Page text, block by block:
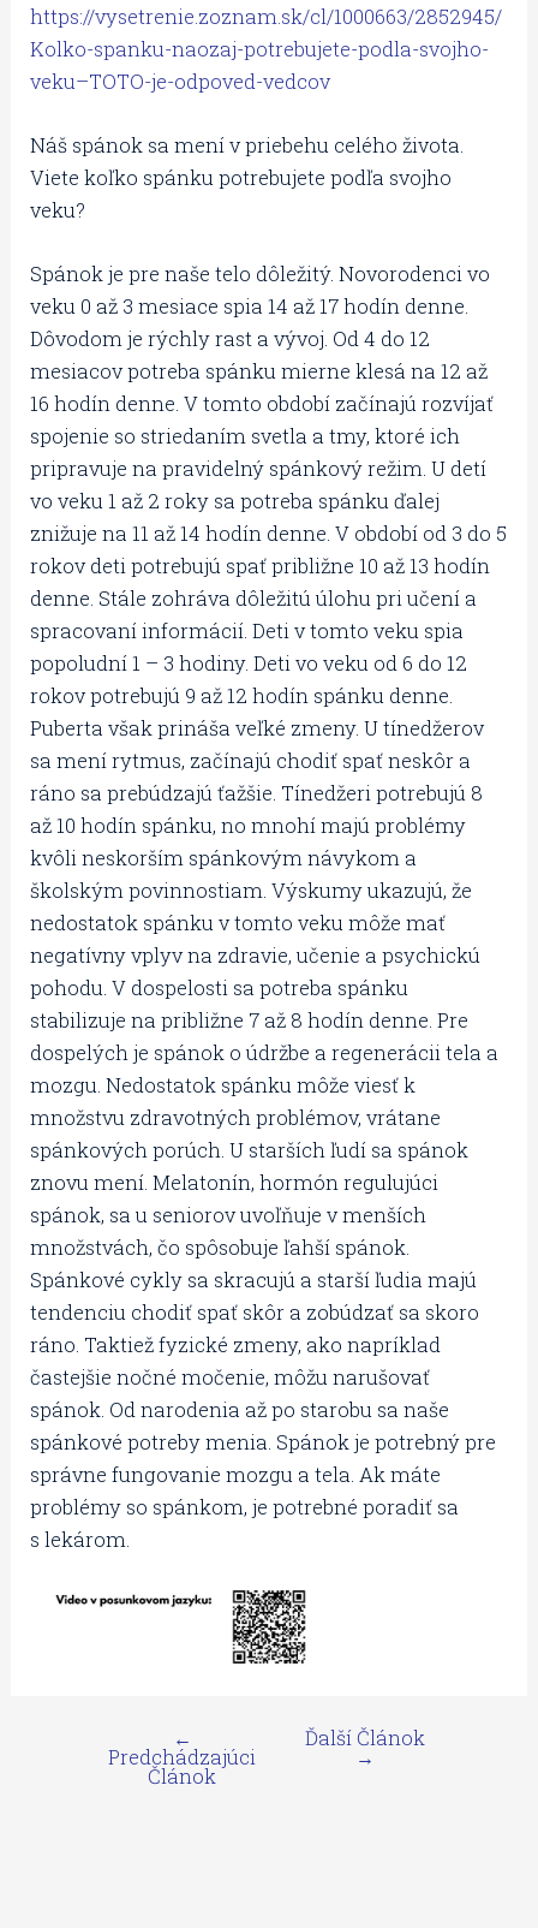
https://vysetrenie.zoznam.sk/cl/1000663/2852945/
Kolko-spanku-naozaj-potrebujete-podla-svojho-
veku–TOTO-je-odpoved-vedcov
Náš spánok sa mení v priebehu celého života.
Viete koľko spánku potrebujete podľa svojho
veku?
Spánok je pre naše telo dôležitý. Novorodenci vo
veku 0 až 3 mesiace spia 14 až 17 hodín denne.
Dôvodom je rýchly rast a vývoj. Od 4 do 12
mesiacov potreba spánku mierne klesá na 12 až
16 hodín denne. V tomto období začínajú rozvíjať
spojenie so striedaním svetla a tmy, ktoré ich
pripravuje na pravidelný spánkový režim. U detí
vo veku 1 až 2 roky sa potreba spánku ďalej
znižuje na 11 až 14 hodín denne. V období od 3 do 5
rokov deti potrebujú spať približne 10 až 13 hodín
denne. Stále zohráva dôležitú úlohu pri učení a
spracovaní informácií. Deti v tomto veku spia
popoludní 1 – 3 hodiny. Deti vo veku od 6 do 12
rokov potrebujú 9 až 12 hodín spánku denne.
Puberta však prináša veľké zmeny. U tínedžerov
sa mení rytmus, začínajú chodiť spať neskôr a
ráno sa prebúdzajú ťažšie. Tínedžeri potrebujú 8
až 10 hodín spánku, no mnohí majú problémy
kvôli neskorším spánkovým návykom a
školským povinnostiam. Výskumy ukazujú, že
nedostatok spánku v tomto veku môže mať
negatívny vplyv na zdravie, učenie a psychickú
pohodu. V dospelosti sa potreba spánku
stabilizuje na približne 7 až 8 hodín denne. Pre
dospelých je spánok o údržbe a regenerácii tela a
mozgu. Nedostatok spánku môže viesť k
množstvu zdravotných problémov, vrátane
spánkových porúch. U starších ľudí sa spánok
znovu mení. Melatonín, hormón regulujúci
spánok, sa u seniorov uvoľňuje v menších
množstvách, čo spôsobuje ľahší spánok.
Spánkové cykly sa skracujú a starší ľudia majú
tendenciu chodiť spať skôr a zobúdzať sa skoro
ráno. Taktiež fyzické zmeny, ako napríklad
častejšie nočné močenie, môžu narušovať
spánok. Od narodenia až po starobu sa naše
spánkové potreby menia. Spánok je potrebný pre
správne fungovanie mozgu a tela. Ak máte
problémy so spánkom, je potrebné poradiť sa
s lekárom.
←
Predchádzajúci
Článok
Ďalší Článok
→